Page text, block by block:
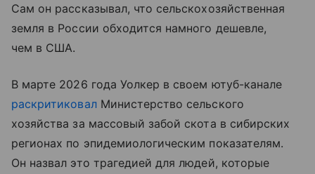
Сам он рассказывал, что сельскохозяйственная
земля в России обходится намного дешевле,
чем в США.
В марте 2026 года Уолкер в своем ютуб-канале
раскритиковалМинистерство сельского
хозяйства за массовый забой скота в сибирских
регионах по эпидемиологическим показателям.
Он назвал это трагедией для людей, которые